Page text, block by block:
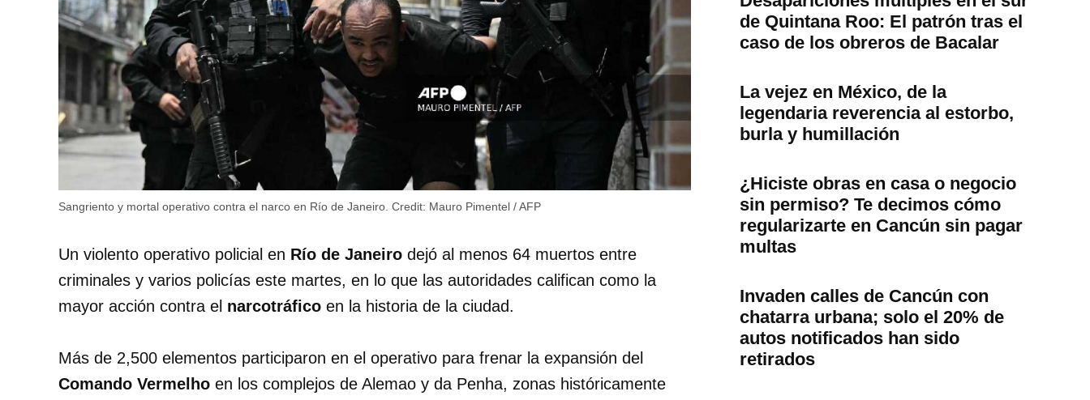
Sangriento y mortal operativo contra el narco en Río de Janeiro. Credit: Mauro Pimentel / AFP
Un violento operativo policial en Río de Janeiro dejó al menos 64 muertos entre
criminales y varios policías este martes, en lo que las autoridades califican como la
mayor acción contra el narcotráfico en la historia de la ciudad.
Más de 2,500 elementos participaron en el operativo para frenar la expansión del
Comando Vermelho en los complejos de Alemao y da Penha, zonas históricamente
de Quintana Roo: El patrón tras el
caso de los obreros de Bacalar
La vejez en México, de la
legendaria reverencia al estorbo,
burla y humillación
¿Hiciste obras en casa o negocio
sin permiso? Te decimos cómo
regularizarte en Cancún sin pagar
multas
Invaden calles de Cancún con
chatarra urbana; solo el 20% de
autos notificados han sido
retirados